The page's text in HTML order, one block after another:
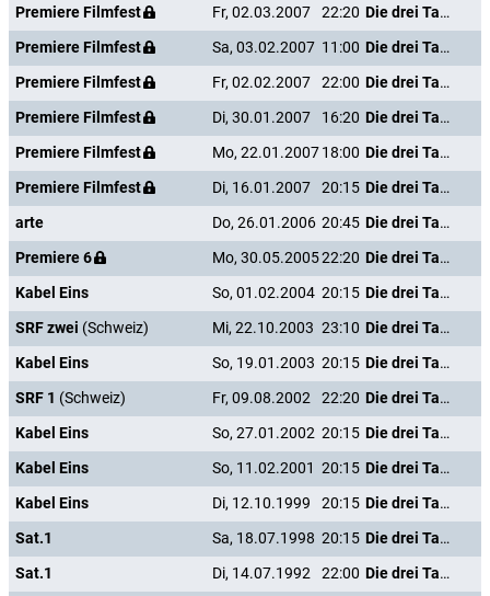
Premiere Filmfest
Fr, 02.03.2007 22:20
Die drei Tage des Condor
Premiere Filmfest
Sa, 03.02.2007 11:00
Die drei Tage des Condor
Premiere Filmfest
Fr, 02.02.2007 22:00
Die drei Tage des Condor
Premiere Filmfest
Di, 30.01.2007 16:20
Die drei Tage des Condor
Premiere Filmfest
Mo, 22.01.200718:00
Die drei Tage des Condor
Premiere Filmfest
Di, 16.01.2007 20:15
Die drei Tage des Condor
arte
Do, 26.01.2006 20:45
Die drei Tage des Condor
Premiere 6
Mo, 30.05.200522:20
Die drei Tage des Condor
Kabel Eins
So, 01.02.2004 20:15
Die drei Tage des Condor
SRF zwei (Schweiz) Mi, 22.10.2003 23:10
Die drei Tage des Condor
Kabel Eins
So, 19.01.2003 20:15
Die drei Tage des Condor
SRF 1 (Schweiz) Fr, 09.08.2002 22:20
Die drei Tage des Condor
Kabel Eins
So, 27.01.2002 20:15
Die drei Tage des Condor
Kabel Eins
So, 11.02.2001 20:15
Die drei Tage des Condor
Kabel Eins
Di, 12.10.1999 20:15
Die drei Tage des Condor
Sat.1
Sa, 18.07.1998 20:15
Die drei Tage des Condor
Sat.1
Di, 14.07.1992 22:00
Die drei Tage des Condor